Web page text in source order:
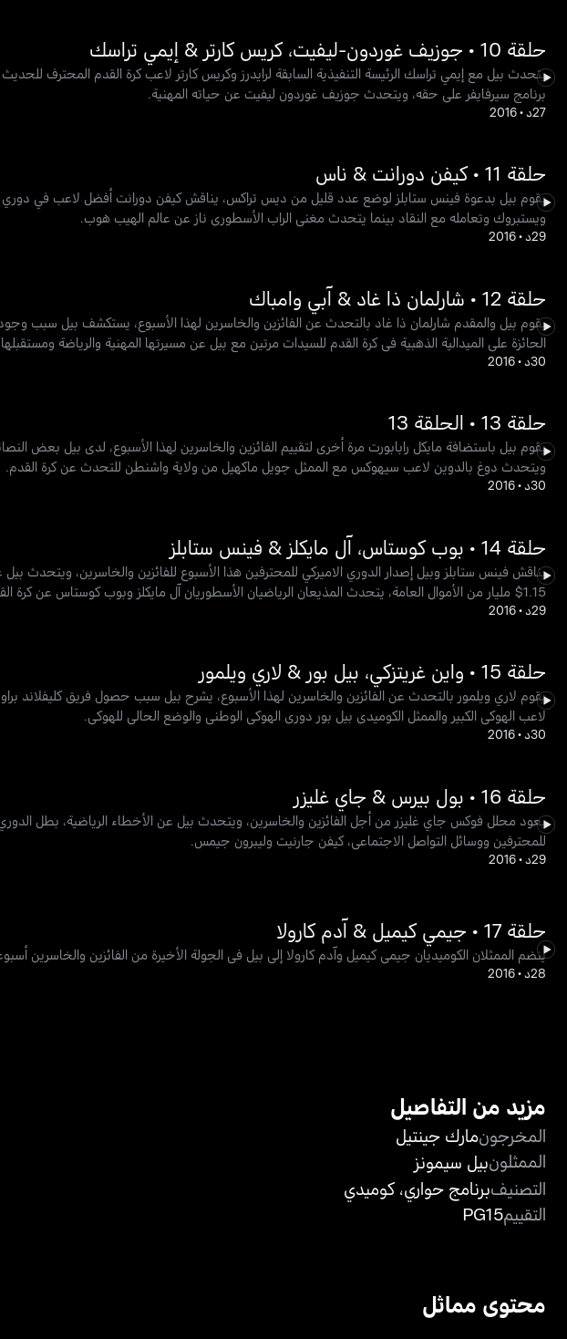
حلقة 10 • جوزيف غوردون-ليفيت، كريس كارتر & إيمي تراسك
برنامج سيرفايفر على حقه، ويتحدث جوزيف غوردون ليفيت عن حياته المهنية.
27د •
2016
حلقة 11 • كيفن دورانت & ناس
يقوم بيل بدعوة فينس ستابلز لوضع عدد قليل من ديس تراكس، يناقش كيفن دورانت أفضل لاعب في دوري كرة
ويستبروك وتعامله مع النقاد بينما يتحدث مغني الراب الأسطوري ناز عن عالم الهيب هوب.
29د •
2016
حلقة 12 • شارلمان ذا غاد & آبي وامباك
يقوم بيل والمقدم شارلمان ذا غاد بالتحدث عن الفائزين والخاسرين لهذا الأسبوع، يستكشف بيل سبب
الحائزة على الميدالية الذهبية في كرة القدم للسيدات مرتين مع بيل عن مسيرتها المهنية والرياضة
30د •
2016
حلقة 13 • الحلقة 13
يقوم بيل باستضافة مايكل رابابورت مرة أخرى لتقييم الفائزين والخاسرين لهذا الأسبوع، لدى بيل بعض
ويتحدث دوغ بالدوين لاعب سيهوكس مع الممثل جويل ماكهيل من ولاية واشنطن للتحدث عن كرة القدم.
30د •
2016
حلقة 14 • بوب كوستاس، آل مايكلز & فينس ستابلز
يناقش فينس ستابلز وبيل إصدار الدوري الاميركي للمحترفين هذا الأسبوع للفائزين والخاسرين،
1.15$ مليار من الأموال العامة، يتحدث المذيعان الرياضيان الأسطوريان آل مايكلز وبوب كوستاس عن كرة القدم.
29د •
2016
حلقة 15 • واين غريتزكي، بيل بور & لاري ويلمور
يقوم لاري ويلمور بالتحدث عن الفائزين والخاسرين لهذا الأسبوع، يشرح بيل سبب حصول فريق كليفلاند
لاعب الهوكي الكبير والممثل الكوميدي بيل بور دوري الهوكي الوطني والوضع الحالي للهوكي.
30د •
2016
حلقة 16 • بول بيرس & جاي غليزر
يعود محلل فوكس جاي غليزر من أجل الفائزين والخاسرين، ويتحدث بيل عن الأخطاء الرياضية، بطل
للمحترفين ووسائل التواصل الاجتماعي، كيفن جارنيت وليبرون جيمس.
29د •
2016
حلقة 17 • جيمي كيميل & آدم كارولا
ينضم الممثلان الكوميديان جيمي كيميل وآدم كارولا إلى بيل في الجولة الأخيرة من الفائزين والخاسرين
28د •
2016
مزيد من التفاصيل
المخرجونمارك جينتيل
الممثلونبيل سيمونز
التصنيفبرنامج حواري، كوميدي
التقييمPG15
محتوى مماثل